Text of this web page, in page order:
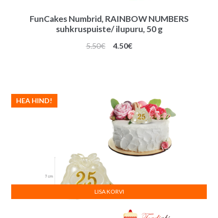
FunCakes Numbrid, RAINBOW NUMBERS
suhkruspuiste/ ilupuru, 50 g
5.50€
Algne
4.50€Praegune
HEA HIND!
LISA KORVI